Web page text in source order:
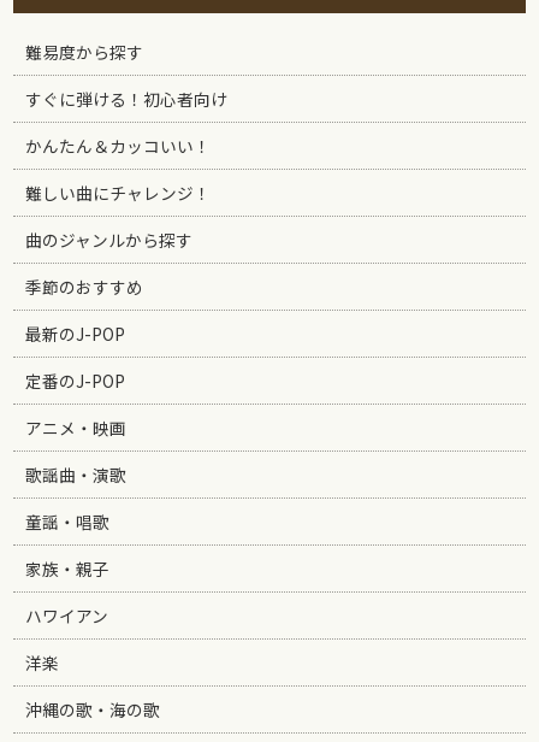
難易度から探す
すぐに弾ける！初心者向け
かんたん＆カッコいい！
難しい曲にチャレンジ！
曲のジャンルから探す
季節のおすすめ
最新のJ-POP
定番のJ-POP
アニメ・映画
歌謡曲・演歌
童謡・唱歌
家族・親子
ハワイアン
洋楽
沖縄の歌・海の歌